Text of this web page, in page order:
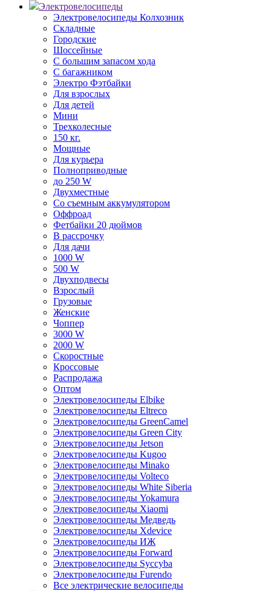
Электровелосипеды
Электровелосипеды Колхозник
Складные
Городские
Шоссейные
С большим запасом хода
С багажником
Электро Фэтбайки
Для взрослых
Для детей
Мини
Трехколесные
150 кг.
Мощные
Для курьера
Полноприводные
до 250 W
Двухместные
Со съемным аккумулятором
Оффроад
Фетбайки 20 дюймов
В рассрочку
Для дачи
1000 W
500 W
Двухподвесы
Взрослый
Грузовые
Женские
Чоппер
3000 W
2000 W
Скоростные
Кроссовые
Распродажа
Оптом
Электровелосипеды Elbike
Электровелосипеды Eltreco
Электровелосипеды GreenCamel
Электровелосипеды Green City
Электровелосипеды Jetson
Электровелосипеды Kugoo
Электровелосипеды Minako
Электровелосипеды Volteco
Электровелосипеды White Siberia
Электровелосипеды Yokamura
Электровелосипеды Xiaomi
Электровелосипеды Медведь
Электровелосипеды Xdevice
Электровелосипеды ИЖ
Электровелосипеды Forward
Электровелосипеды Syccyba
Электровелосипеды Furendo
Все электрические велосипеды